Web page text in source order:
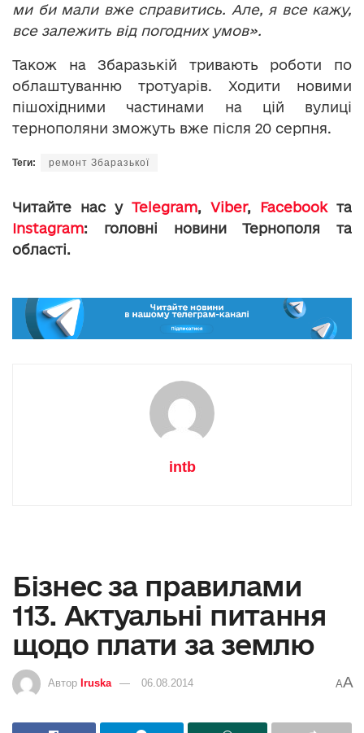
ми би мали вже справитись. Але, я все кажу,
все залежить від погодних умов».
Також на Збаразькій тривають роботи по
облаштуванню тротуарів. Ходити новими
пішохідними частинами на цій вулиці
тернополяни зможуть вже після 20 серпня.
Теги: ремонт Збаразької
Читайте нас у Telegram, Viber, Facebookта
Instagram: головні новини Тернополя та
області.
intb
Бізнес за правилами
113. Актуальні питання
щодо плати за землю
Автор Iruska 06.08.2014 AA